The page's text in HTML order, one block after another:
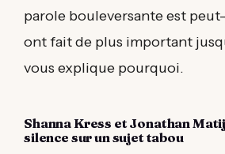
parole bouleversante est
ont fait de plus important
vous explique pourquoi.
Shanna Kress et Jonathan
silence sur un sujet tabou